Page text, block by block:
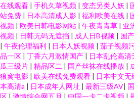
在线观看 | 手机久草视频 | 变态另类人妖 |
站免费 | 日本高清成人影 | 福利欧美在线 |
视频 | 欧美日韩电影网站 | 午夜青青草 | 亚
视频 | 日韩无码无遮挡 | 成人日B视频 | 国
| 午夜伦理福利 | 日本人妖视频 | 茄子视频
品一区 | 丁香六月激情国产 | 日本乱伦高清
瓜三级片 | 精品区二 | 国产丝袜在线播放 |
狼窝电影 | 欧美在线免费观看 | 日本中文无
本高清a | 日本成年人网址 | 最新三级AV|
区 | 激情综合网五月 | 中国一卡二卡视频 |